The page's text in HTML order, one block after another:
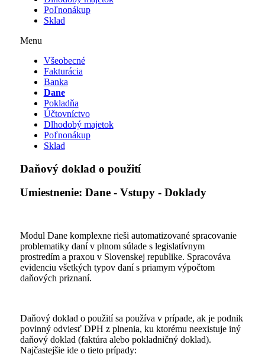
Poľnonákup
Sklad
Menu
Všeobecné
Fakturácia
Banka
Dane
Pokladňa
Účtovníctvo
Dlhodobý majetok
Poľnonákup
Sklad
Daňový doklad o použití
Umiestnenie: Dane - Vstupy - Doklady
Modul Dane komplexne rieši automatizované spracovanie
problematiky daní v plnom súlade s legislatívnym
prostredím a praxou v Slovenskej republike. Spracováva
evidenciu všetkých typov daní s priamym výpočtom
daňových priznaní.
Daňový doklad o použití sa používa v prípade, ak je podnik
povinný odviesť DPH z plnenia, ku ktorému neexistuje iný
daňový doklad (faktúra alebo pokladničný doklad).
Najčastejšie ide o tieto prípady: